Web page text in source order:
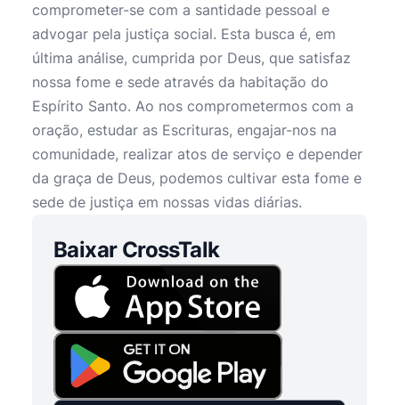
comprometer-se com a santidade pessoal e
advogar pela justiça social. Esta busca é, em
última análise, cumprida por Deus, que satisfaz
nossa fome e sede através da habitação do
Espírito Santo. Ao nos comprometermos com a
oração, estudar as Escrituras, engajar-nos na
comunidade, realizar atos de serviço e depender
da graça de Deus, podemos cultivar esta fome e
sede de justiça em nossas vidas diárias.
Baixar CrossTalk